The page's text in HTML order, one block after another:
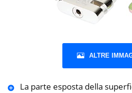
ALTRE
La parte esposta della